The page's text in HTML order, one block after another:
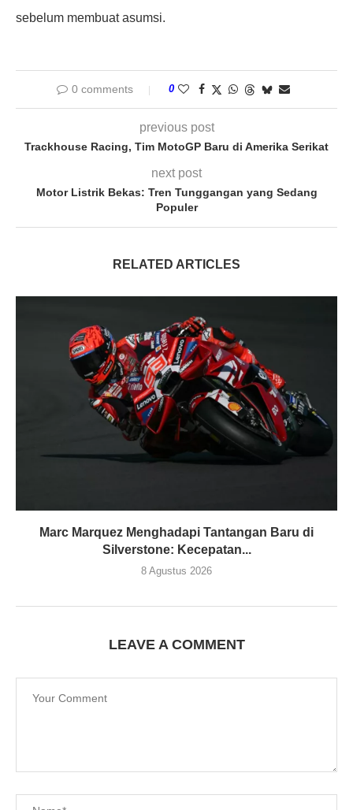
sebelum membuat asumsi.
0 comments 0
previous post
Trackhouse Racing, Tim MotoGP Baru di Amerika Serikat
next post
Motor Listrik Bekas: Tren Tunggangan yang Sedang
Populer
RELATED ARTICLES
Marc Marquez Menghadapi Tantangan Baru di
Silverstone: Kecepatan...
8 Agustus 2026
LEAVE A COMMENT